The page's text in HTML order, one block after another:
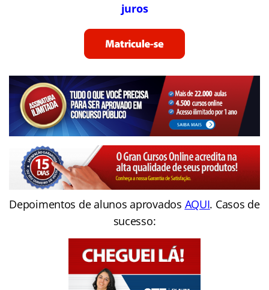
juros
Depoimentos de alunos aprovados AQUI. Casos de
sucesso: